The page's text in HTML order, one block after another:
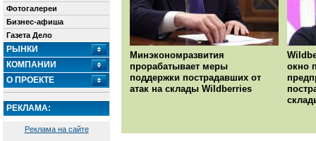
Фотогалереи
Бизнес-афиша
Газета Дело
РЫНКИ
КОМПАНИИ
О ПРОЕКТЕ
РЕКЛАМА:
Реклама на сайте
Минэкономразвития
прорабатывает меры
поддержки пострадавших от
атак на склады Wildberries
окно